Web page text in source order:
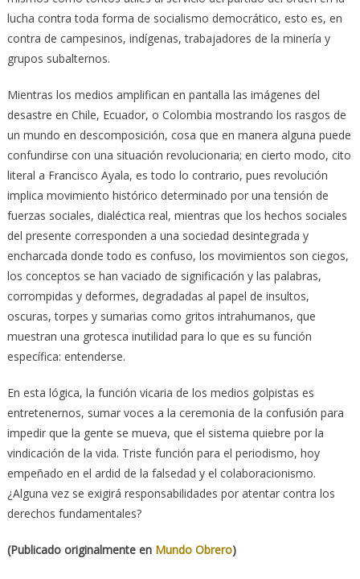
lucha contra toda forma de socialismo democrático, esto es, en
contra de campesinos, indígenas, trabajadores de la minería y
grupos subalternos.
Mientras los medios amplifican en pantalla las imágenes del
desastre en Chile, Ecuador, o Colombia mostrando los rasgos de
un mundo en descomposición, cosa que en manera alguna puede
confundirse con una situación revolucionaria; en cierto modo, cito
literal a Francisco Ayala, es todo lo contrario, pues revolución
implica movimiento histórico determinado por una tensión de
fuerzas sociales, dialéctica real, mientras que los hechos sociales
del presente corresponden a una sociedad desintegrada y
encharcada donde todo es confuso, los movimientos son ciegos,
los conceptos se han vaciado de significación y las palabras,
corrompidas y deformes, degradadas al papel de insultos,
oscuras, torpes y sumarias como gritos intrahumanos, que
muestran una grotesca inutilidad para lo que es su función
específica: entenderse.
En esta lógica, la función vicaria de los medios golpistas es
entretenernos, sumar voces a la ceremonia de la confusión para
impedir que la gente se mueva, que el sistema quiebre por la
vindicación de la vida. Triste función para el periodismo, hoy
empeñado en el ardid de la falsedad y el colaboracionismo.
¿Alguna vez se exigirá responsabilidades por atentar contra los
derechos fundamentales?
(Publicado originalmente en Mundo Obrero)